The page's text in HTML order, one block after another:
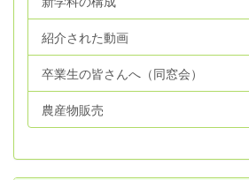
紹介された動画
卒業生の皆さんへ（同窓会）
農産物販売